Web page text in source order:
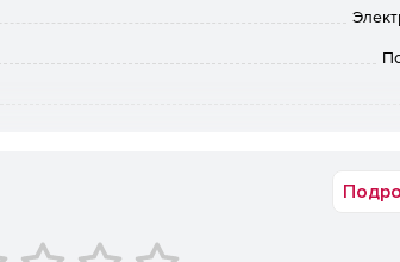
(требуется соединение с Интернетом).
сканирования.